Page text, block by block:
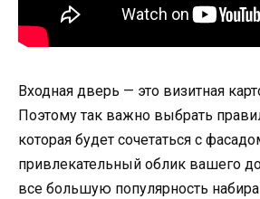
Входная дверь — это визитная
Поэтому так важно выбрать
которая будет сочетаться с
привлекательный облик вашего
все большую популярность